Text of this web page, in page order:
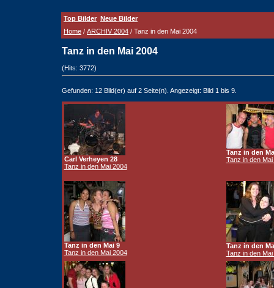
Top Bilder Neue Bilder
Home / ARCHIV 2004 / Tanz in den Mai 2004
Tanz in den Mai 2004
(Hits: 3772)
Gefunden: 12 Bild(er) auf 2 Seite(n). Angezeigt: Bild 1 bis 9.
Carl Verheyen 28
Tanz in den Mai 2004
Tanz in den
Tanz in den Mai
Tanz in den Mai 9
Tanz in den Mai 2004
Tanz in den
Tanz in den Mai